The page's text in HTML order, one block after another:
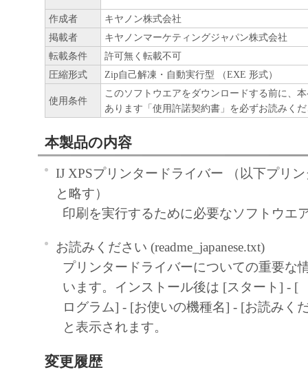
作成者
キヤノン株式会社
掲載者
キヤノンマーケティングジャパン株式会社
転載条件
許可無く転載不可
圧縮形式
Zip自己解凍・自動実行型 （EXE 形式）
使用条件
このソフトウエアをダウンロードする前に、
あります「使用許諾契約書」を必ずお読みく
本製品の内容
IJ XPSプリンタードライバー （以下プリ
と略す）
印刷を実行するために必要なソフトウエ
お読みください (readme_japanese.txt)
プリンタードライバーについての重要な
います。インストール後は [スタート] - [
ログラム] - [お使いの機種名] - [お読みく
と表示されます。
変更履歴